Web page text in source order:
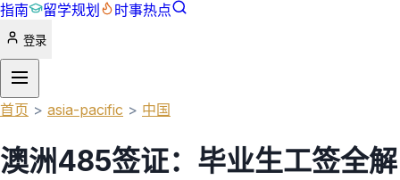
指南
留学规划 时事热点
登录
首页 > asia-pacific > 中国
澳洲485签证：毕业生工签全解